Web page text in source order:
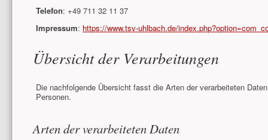
Telefon: +49 711 32 11 37
Impressum: https://www.tsv-uhlbach.de/
Übersicht der Verarbeitungen
Die nachfolgende Übersicht fasst die Arten der verarbeiteten
Personen.
Arten der verarbeiteten Daten